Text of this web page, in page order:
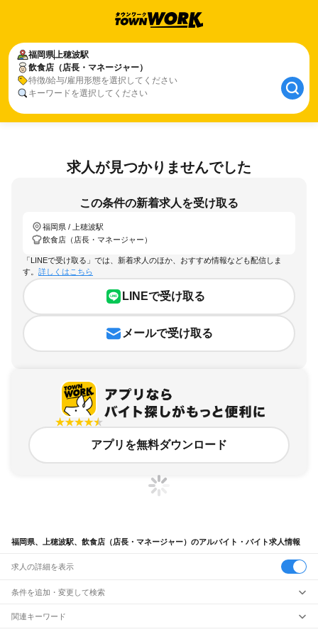
福岡県上穂波駅
飲食店（店長・マネージャー）
特徴/給与/雇用形態を選択してください
キーワードを選択してください
求人が見つかりませんでした
この条件の新着求人を受け取る
福岡県 / 上穂波駅
飲食店（店長・マネージャー）
「LINEで受け取る」では、新着求人のほか、おすすめ情報なども配信しま
す。 詳しくはこちら
LINEで受け取る
メールで受け取る
アプリを無料ダウンロード
福岡県、上穂波駅、飲食店（店長・マネージャー）のアルバイト・バイト求人情報
求人の詳細を表示
条件を追加・変更して検索
市区町村を追加・変更
関連キーワード